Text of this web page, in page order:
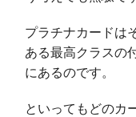
プラチナカードは
ある最高クラスの
にあるのです。
といってもどのカ